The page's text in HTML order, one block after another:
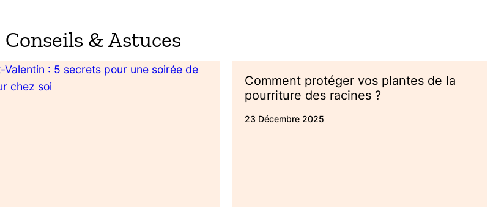
Conseils & Astuces
Comment protéger vos plantes de la
pourriture des racines ?
23 Décembre 2025